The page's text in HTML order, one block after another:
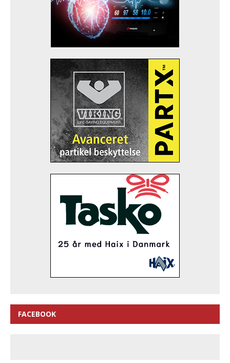
FACEBOOK